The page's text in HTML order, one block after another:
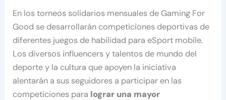
En los torneos solidarios mensuales de Gaming For
Good se desarrollarán competiciones deportivas de
diferentes juegos de habilidad para eSport mobile.
Los diversos influencers y talentos de mundo del
deporte y la cultura que apoyen la iniciativa
alentarán a sus seguidores a participar en las
competiciones para lograr una mayor